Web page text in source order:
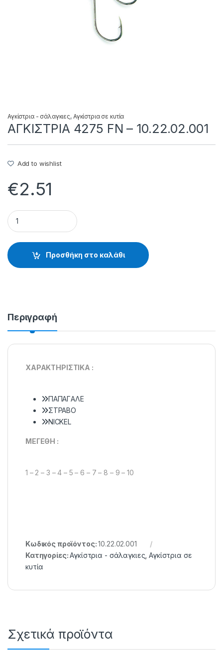
Αγκίστρια - σάλαγκιες, Αγκίστρια σε κυτία
ΑΓΚΙΣΤΡΙΑ 4275 FN – 10.22.02.001
Add to wishlist
€2.51
ΑΓΚΙΣΤΡΙΑ 4275 FN - 10.22.02.001 quantity
Προσθήκη στο καλάθι
Περιγραφή
ΧΑΡΑΚΤΗΡΙΣΤΙΚΑ :
ΠAΠAΓAΛE
ΣTPABO
NICKEL
ΜΕΓΕΘΗ :
1 – 2 – 3 – 4 – 5 – 6 – 7 – 8 – 9 – 10
Κωδικός προϊόντος:10.22.02.001
Κατηγορίες:Αγκίστρια - σάλαγκιες ,Αγκίστρια σε
κυτία
Σχετικά προϊόντα